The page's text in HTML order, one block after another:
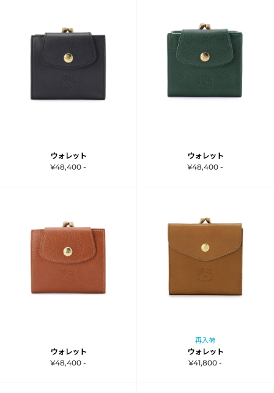
ウォレット
¥48,400 -
ウォレット
¥48,400 -
ウォレット
¥48,400 -
再入荷
ウォレット
¥41,800 -